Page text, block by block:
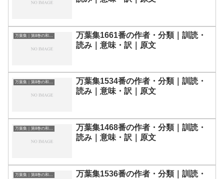
万葉集｜第8巻の和歌一覧
万葉集1661番の作者・分類｜訓読・
読み｜意味・訳｜原文
万葉集｜第8巻の和歌一覧
万葉集1534番の作者・分類｜訓読・
読み｜意味・訳｜原文
万葉集｜第8巻の和歌一覧
万葉集1468番の作者・分類｜訓読・
読み｜意味・訳｜原文
万葉集｜第8巻の和歌一覧
万葉集1536番の作者・分類｜訓読・